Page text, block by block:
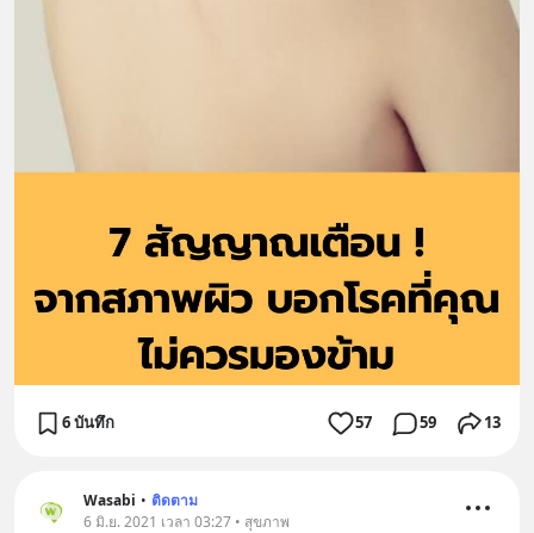
6 บันทึก 57 59 13
Wasabi • ติดตาม
6 มิ.ย. 2021 เวลา 03:27 • สุขภาพ